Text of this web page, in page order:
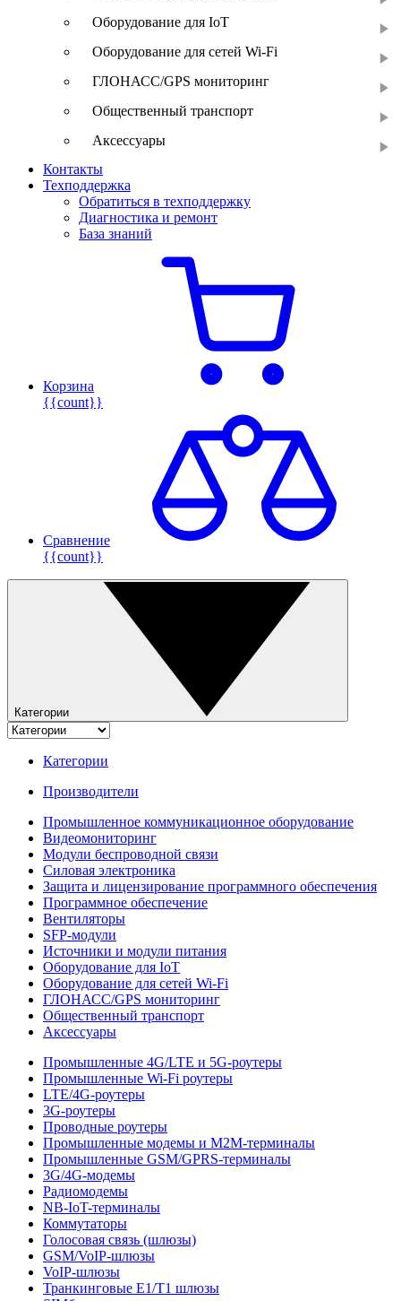
Оборудование для IoT
Оборудование для сетей Wi-Fi
ГЛОНАСС/GPS мониторинг
Общественный транспорт
Аксессуары
Контакты
Техподдержка
Обратиться в техподдержку
Диагностика и ремонт
База знаний
Корзина
{{count}}
Сравнение
{{count}}
Категории
Категории
Производители
Промышленное коммуникационное оборудование
Видеомониторинг
Модули беспроводной связи
Силовая электроника
Защита и лицензирование программного обеспечения
Программное обеспечение
Вентиляторы
SFP-модули
Источники и модули питания
Оборудование для IoT
Оборудование для сетей Wi-Fi
ГЛОНАСС/GPS мониторинг
Общественный транспорт
Аксессуары
Промышленные 4G/LTE и 5G-роутеры
Промышленные Wi-Fi роутеры
LTE/4G-роутеры
3G-роутеры
Проводные роутеры
Промышленные модемы и M2M-терминалы
Промышленные GSM/GPRS-терминалы
3G/4G-модемы
Радиомодемы
NB-IoT-терминалы
Коммутаторы
Голосовая связь (шлюзы)
GSM/VoIP-шлюзы
VoIP-шлюзы
Транкинговые E1/T1 шлюзы